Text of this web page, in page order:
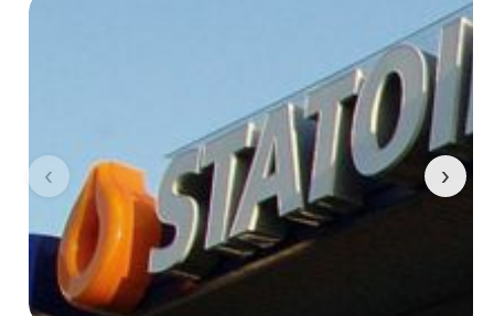
‹ ›